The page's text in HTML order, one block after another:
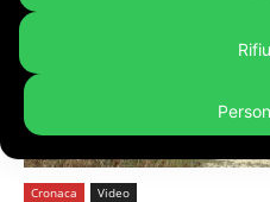
Cronaca Video